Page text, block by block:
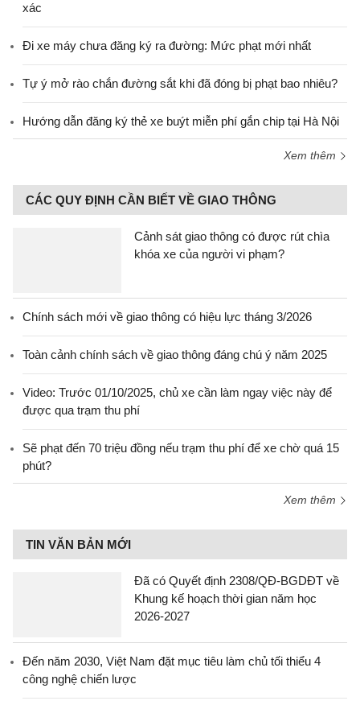
xác
Đi xe máy chưa đăng ký ra đường: Mức phạt mới nhất
Tự ý mở rào chắn đường sắt khi đã đóng bị phạt bao nhiêu?
Hướng dẫn đăng ký thẻ xe buýt miễn phí gắn chip tại Hà Nội
Xem thêm
CÁC QUY ĐỊNH CẦN BIẾT VỀ GIAO THÔNG
Cảnh sát giao thông có được rút chìa
khóa xe của người vi phạm?
Chính sách mới về giao thông có hiệu lực tháng 3/2026
Toàn cảnh chính sách về giao thông đáng chú ý năm 2025
Video: Trước 01/10/2025, chủ xe cần làm ngay việc này để
được qua trạm thu phí
Sẽ phạt đến 70 triệu đồng nếu trạm thu phí để xe chờ quá 15
phút?
Xem thêm
TIN VĂN BẢN MỚI
Đã có Quyết định 2308/QĐ-BGDĐT về
Khung kế hoạch thời gian năm học
2026-2027
Đến năm 2030, Việt Nam đặt mục tiêu làm chủ tối thiểu 4
công nghệ chiến lược